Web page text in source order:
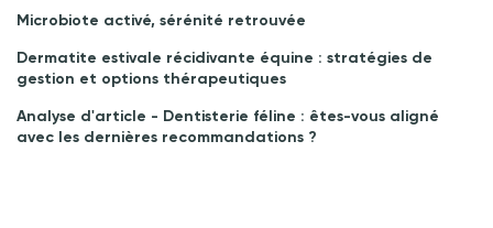
Microbiote activé, sérénité retrouvée
Dermatite estivale récidivante équine : stratégies de
gestion et options thérapeutiques
Analyse d'article - Dentisterie féline : êtes-vous aligné
avec les dernières recommandations ?